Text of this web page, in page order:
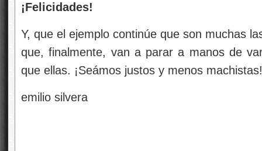
¡Felicidades!
Y, que el ejemplo continúe que son muchas
que, finalmente, van a parar a manos de
que ellas. ¡Seámos justos y menos machistas!
emilio silvera